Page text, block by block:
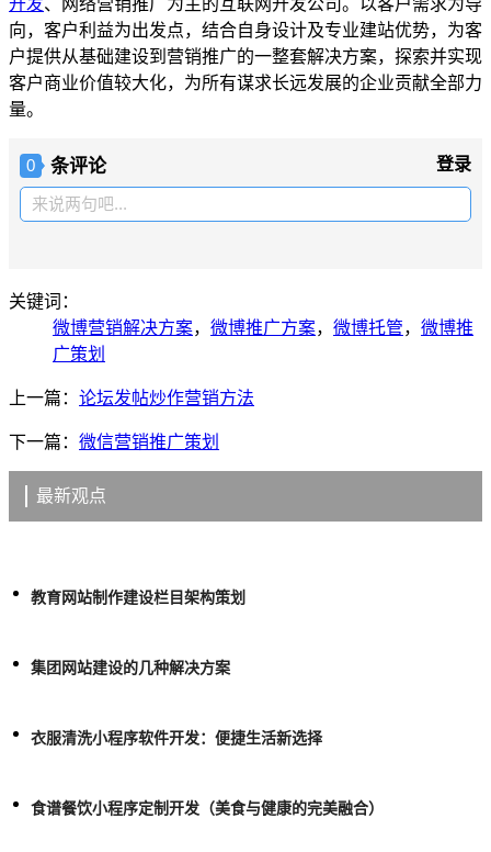
开发、网络营销推广为主的互联网开发公司。以客户需求为导
向，客户利益为出发点，结合自身设计及专业建站优势，为客
户提供从基础建设到营销推广的一整套解决方案，探索并实现
客户商业价值较大化，为所有谋求长远发展的企业贡献全部力
量。
0 条评论 登录
来说两句吧...
关键词：
微博营销解决方案， 微博推广方案， 微博托管， 微博推
广策划
上一篇： 论坛发帖炒作营销方法
下一篇： 微信营销推广策划
最新观点
教育网站制作建设栏目架构策划
集团网站建设的几种解决方案
衣服清洗小程序软件开发：便捷生活新选择
食谱餐饮小程序定制开发（美食与健康的完美融合）